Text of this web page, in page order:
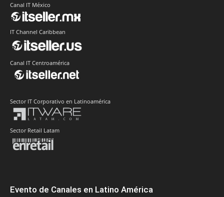
Canal IT México
IT Channel Caribbean
Canal IT Centroamérica
Sector IT Corporativo en Latinoamérica
Sector Retail Latam
Evento de Canales en Latino América